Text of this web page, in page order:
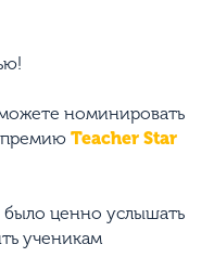
номинировать
премию Teacher Star
было ценно услышать
ученикам